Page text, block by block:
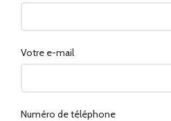
Votre e-mail
Numéro de téléphone